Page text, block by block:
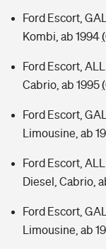
Ford Escort,
Kombi, ab 1994
Ford Escort,
Cabrio, ab 1995
Ford Escort,
Limousine, ab
Ford Escort, ALL
Diesel, Cabrio,
Ford Escort,
Limousine, ab